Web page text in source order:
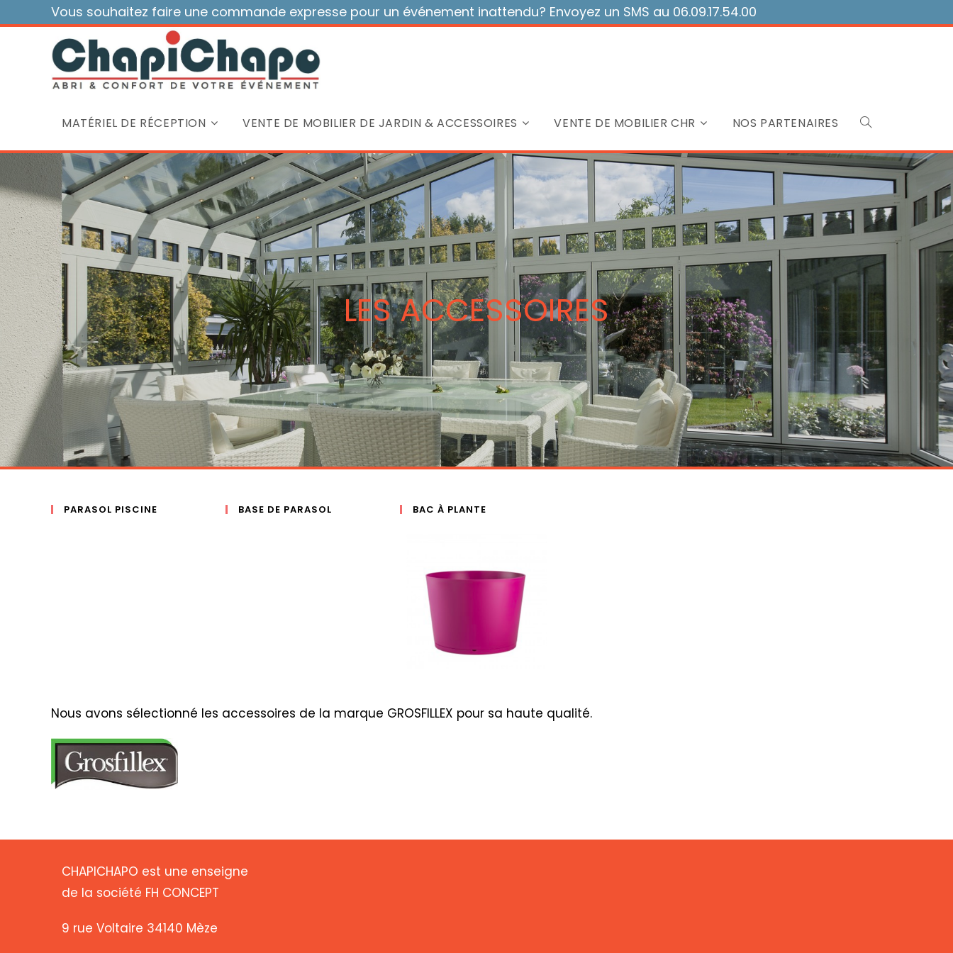
to
Vous souhaitez faire une commande expresse pour un événement inattendu? Envoyez un SMS au 06.09.17.54.00
MATÉRIEL DE RÉCEPTION VENTE DE MOBILIER DE JARDIN & ACCESSOIRES VENTE DE MOBILIER CHR NOS PARTENAIRES Toggle
website
search
LES ACCESSOIRES
PARASOL PISCINE BASE DE PARASOL BAC À PLANTE
Nous avons sélectionné les accessoires de la marque GROSFILLEX pour sa haute qualité.
CHAPICHAPO est une enseigne
de la société FH CONCEPT
9 rue Voltaire 34140 Mèze